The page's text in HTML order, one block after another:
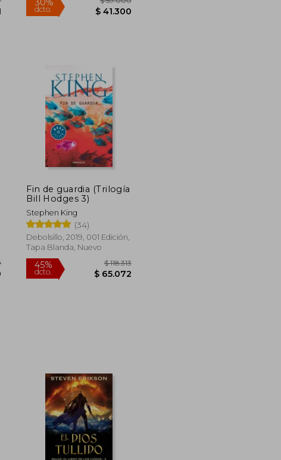
$ 237.947
$ 130.871
30%
dcto.
$ 57.400
Fin de guardia (Trilogía
Bill Hodges 3)
Stephen King
(34)
Debolsillo, 2019, 001 Edición,
Tapa Blanda, Nuevo
45%
dcto.